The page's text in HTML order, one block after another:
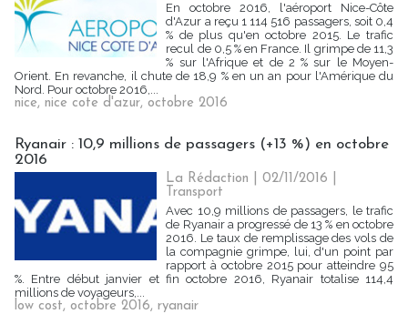
En octobre 2016, l'aéroport Nice-Côte
d'Azur a reçu 1 114 516 passagers, soit 0,4
% de plus qu'en octobre 2015. Le trafic
recul de 0,5 % en France. Il grimpe de 11,3
% sur l'Afrique et de 2 % sur le Moyen-
Orient. En revanche, il chute de 18,9 % en un an pour l'Amérique du
Nord. Pour octobre 2016,...
nice, nice cote d'azur, octobre 2016
Ryanair : 10,9 millions de passagers (+13 %) en octobre
2016
La Rédaction | 02/11/2016
Transport
Avec 10,9 millions de passagers, le trafic
de Ryanair a progressé de 13 % en octobre
2016. Le taux de remplissage des vols de
la compagnie grimpe, lui, d'un point par
rapport à octobre 2015 pour atteindre 95
%. Entre début janvier et fin octobre 2016, Ryanair totalise 114,4
millions de voyageurs,...
low cost, octobre 2016, ryanair